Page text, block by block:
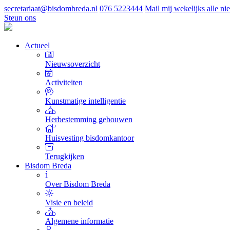
secretariaat@bisdombreda.nl 076 5223444 Mail mij wekelijks alle
Steun ons
Actueel
Nieuwsoverzicht
Activiteiten
Kunstmatige intelligentie
Herbestemming gebouwen
Huisvesting bisdomkantoor
Terugkijken
Bisdom Breda
Over Bisdom Breda
Visie en beleid
Algemene informatie